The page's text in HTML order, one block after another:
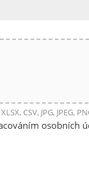
CSV, JPG, JPEG,
osobních